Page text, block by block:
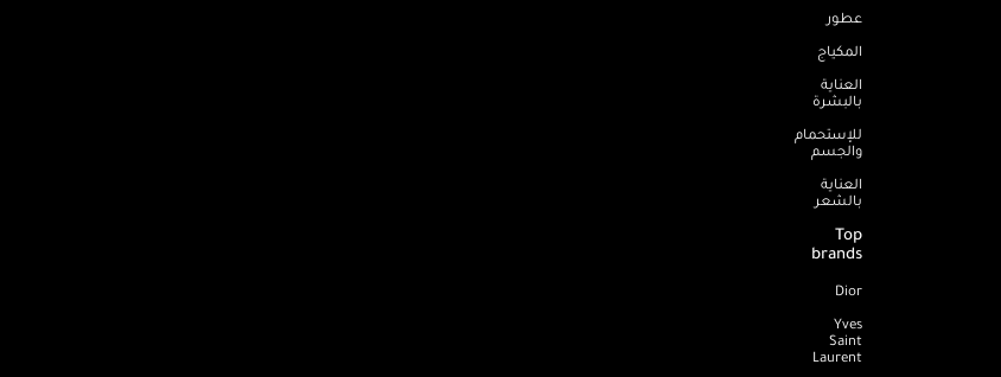
عطور
المكياج
العناية
بالبشرة
للإستحمام
والجسم
العناية
بالشعر
Top
brands
Dior
Yves
Saint
Laurent